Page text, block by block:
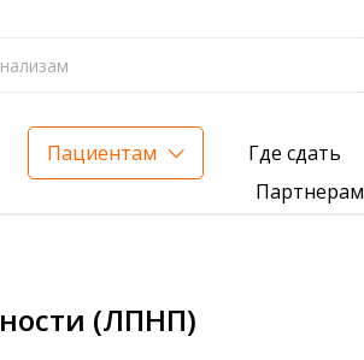
Пациентам
Где сдать
Партнерам
витамины — всего 3 999 ₽
(ЛПНП)